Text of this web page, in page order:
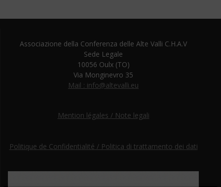
Associazione della Conferenza delle Alte Valli C.H.A.V
Sede Legale
10056 Oulx (TO)
Via Monginevro 35
Mail : info@altevalli.eu
Mention légales / Note legali
Politique de Confidentialité / Politica di trattamento dei dati